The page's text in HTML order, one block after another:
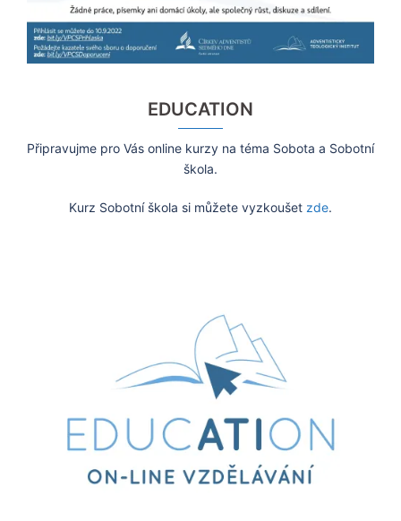
EDUCATION
Připravujme pro Vás online kurzy na téma Sobota a Sobotní
škola.
Kurz Sobotní škola si můžete vyzkoušet zde.